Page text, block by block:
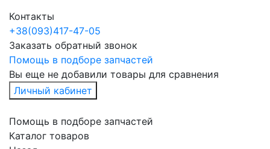
Контакты
+38(093)417-47-05
Заказать обратный звонок
Помощь в подборе запчастей
Вы еще не добавили товары для сравнения
Личный кабинет
Помощь в подборе запчастей
Каталог товаров